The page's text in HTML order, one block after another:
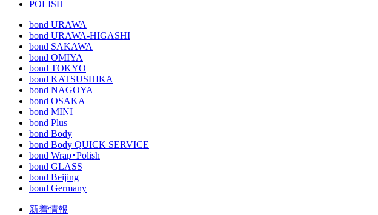
POLISH
bond URAWA
bond URAWA-HIGASHI
bond SAKAWA
bond OMIYA
bond TOKYO
bond KATSUSHIKA
bond NAGOYA
bond OSAKA
bond MINI
bond Plus
bond Body
bond Body QUICK SERVICE
bond Wrap･Polish
bond GLASS
bond Beijing
bond Germany
新着情報